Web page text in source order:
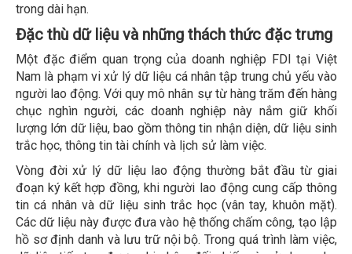
trong dài hạn.
Đặc thù dữ liệu và những thách thức đặc trưng
Một đặc điểm quan trọng của doanh nghiệp FDI tại Việt
Nam là phạm vi xử lý dữ liệu cá nhân tập trung chủ yếu vào
người lao động. Với quy mô nhân sự từ hàng trăm đến hàng
chục nghìn người, các doanh nghiệp này nắm giữ khối
lượng lớn dữ liệu, bao gồm thông tin nhận diện, dữ liệu sinh
trắc học, thông tin tài chính và lịch sử làm việc.
Vòng đời xử lý dữ liệu lao động thường bắt đầu từ giai
đoạn ký kết hợp đồng, khi người lao động cung cấp thông
tin cá nhân và dữ liệu sinh trắc học (vân tay, khuôn mặt).
Các dữ liệu này được đưa vào hệ thống chấm công, tạo lập
hồ sơ định danh và lưu trữ nội bộ. Trong quá trình làm việc,